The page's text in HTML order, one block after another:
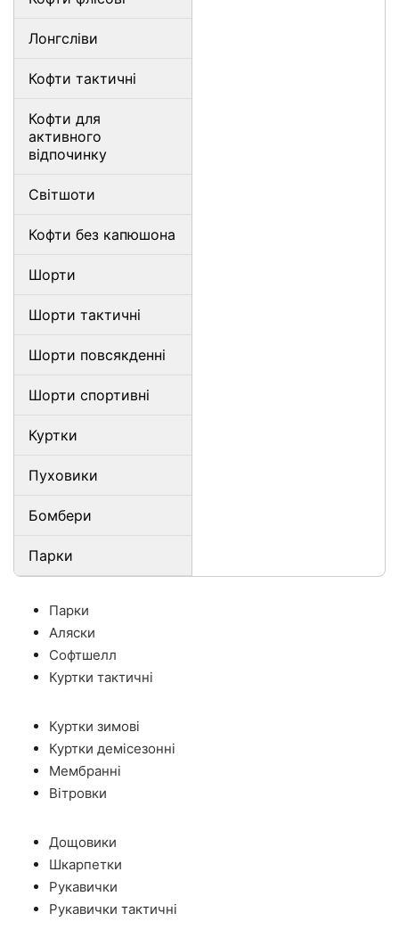
Лонгсліви
Кофти тактичні
Кофти для
активного
відпочинку
Світшоти
Кофти без капюшона
Шорти
Шорти тактичні
Шорти повсякденні
Шорти спортивні
Куртки
Пуховики
Бомбери
Парки
Парки
Аляски
Софтшелл
Куртки тактичні
Куртки зимові
Куртки демісезонні
Мембранні
Вітровки
Дощовики
Шкарпетки
Рукавички
Рукавички тактичні